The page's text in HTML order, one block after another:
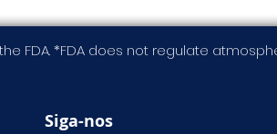
FDA. *FDA does not regulate
Siga-nos